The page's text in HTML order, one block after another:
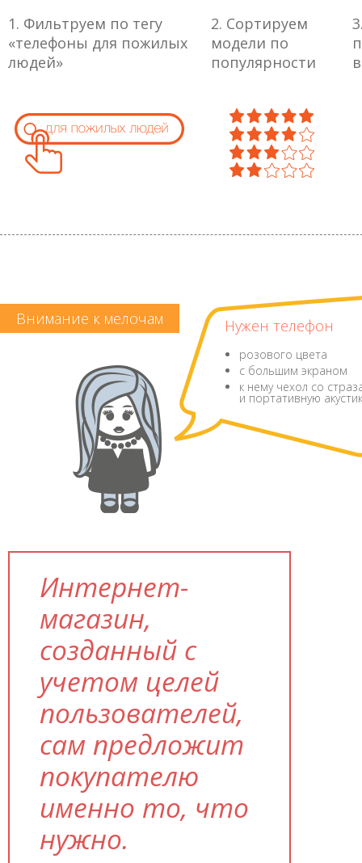
1. Фильтруем по тегу
«телефоны для пожилых
людей»
2. Сортируем
модели по
популярности
Внимание к мелочам Нужен телефон
розового цвета
с большим экраном
к нему чехол со
и портативную
Интернет-
магазин,
созданный с
учетом целей
пользователей,
сам предложит
покупателю
именно то, что
нужно.